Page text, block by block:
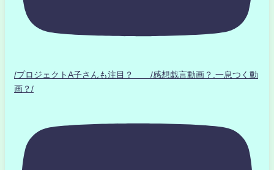
/プロジェクトA子さんも注目？ /感想戯言動画？.一息つく動
画？/